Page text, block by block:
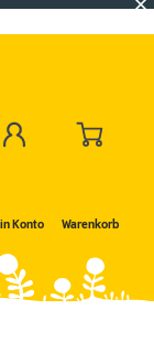
Konto Warenkorb